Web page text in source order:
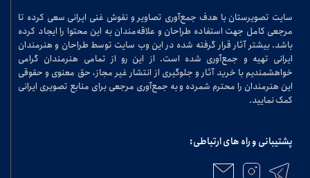
سایت تصویرستان با هدف جمع‌آوری تصاویر و نقوش غنی ایرانی سعی کرده تا
مرجعی کامل جهت استفاده طراحان و علاقه‌مندان به این محتوا را ایجاد کرده
باشد. بیشتر آثار قرار گرفته شده در این وب سایت توسط طراحان و هنرمندان
ایرانی تهیه و جمع‌آوری شده است. از این رو از تمامی هنرمندان گرامی
خواهشمندیم با خرید آثار و جلوگیری از انتشار غیر مجاز، حق معنوی و حقوقی
این هنرمندان را محترم شمرده و به جمع‌آوری مرجعی برای منابع تصویری ایرانی
کمک نمایید.
پشتیبانی و راه های ارتباطی: